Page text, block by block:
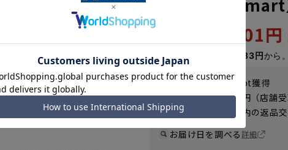
59,301円
月々9,883円から
WEB会員なら296
pt獲得
送料 全国一律550 円（店舗
お届けから
日以内の返品
お届け日を調べる詳細